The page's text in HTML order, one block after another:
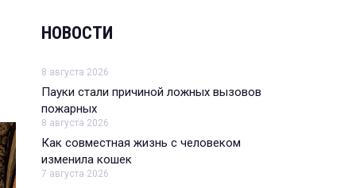
НОВОСТИ
8 августа 2026
Пауки стали причиной ложных вызовов
пожарных
8 августа 2026
Как совместная жизнь с человеком
изменила кошек
7 августа 2026